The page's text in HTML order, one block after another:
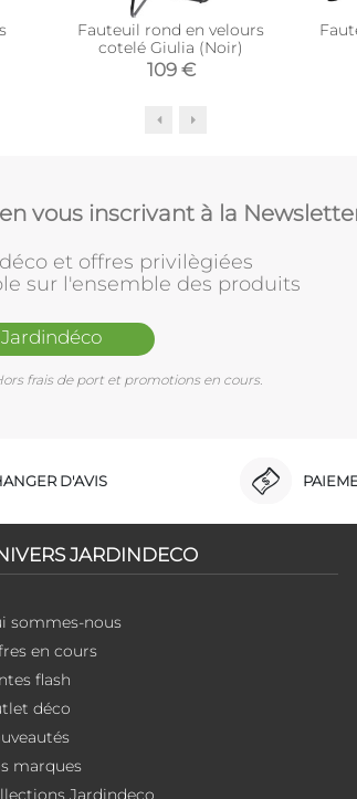
Fauteuil rond en velours
cotelé Giulia (Noir)
109 €
vous inscrivant à la
et offres privilègiées
sur l'ensemble des produits
frais de port et promotions en cours.
D'AVIS
JARDINDECO
sommes-nous
en cours
flash
déco
marques
Jardindeco